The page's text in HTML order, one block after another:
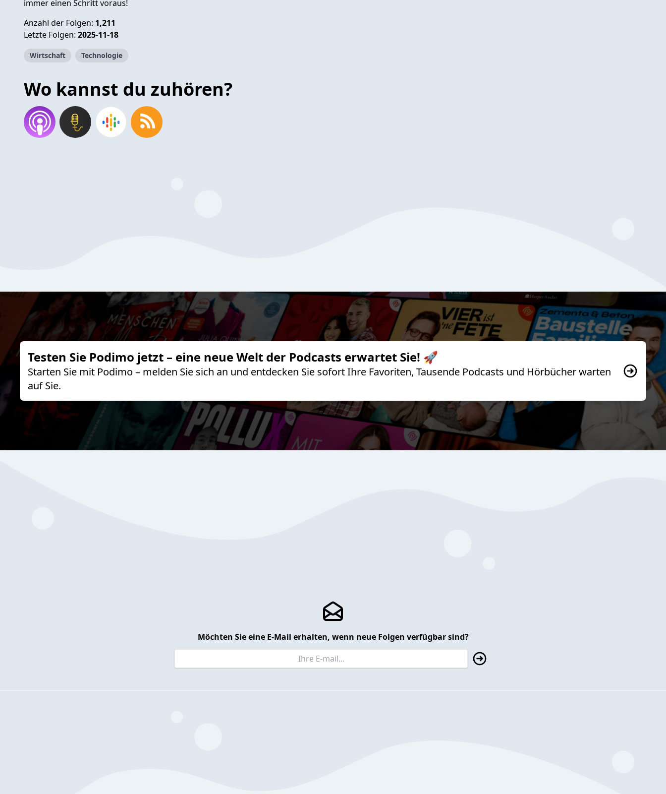
immer einen Schritt voraus!
Anzahl der Folgen: 1,211
Letzte Folgen: 2025-11-18
Wirtschaft Technologie
Wo kannst du zuhören?
Testen Sie Podimo jetzt – eine neue Welt der Podcasts erwartet Sie! 🚀
Starten Sie mit Podimo – melden Sie sich an und entdecken Sie sofort Ihre Favoriten, Tausende Podcasts und Hörbücher warten
auf Sie.
Möchten Sie eine E-Mail erhalten, wenn neue Folgen verfügbar sind?